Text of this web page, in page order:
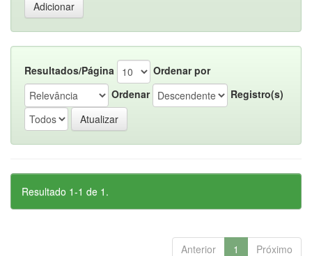
Resultados/Página
Ordenar por
Ordenar
Registro(s)
Resultado 1-1 de 1.
Anterior 1 Próximo